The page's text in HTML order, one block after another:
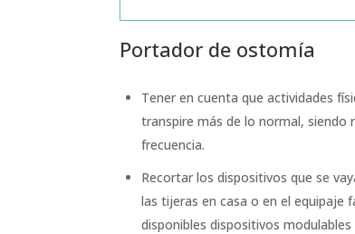
Portador de ostomía
Tener en cuenta que actividades
transpire más de lo normal,
frecuencia.
Recortar los dispositivos que se
las tijeras en casa o en el equipaje
disponibles dispositivos